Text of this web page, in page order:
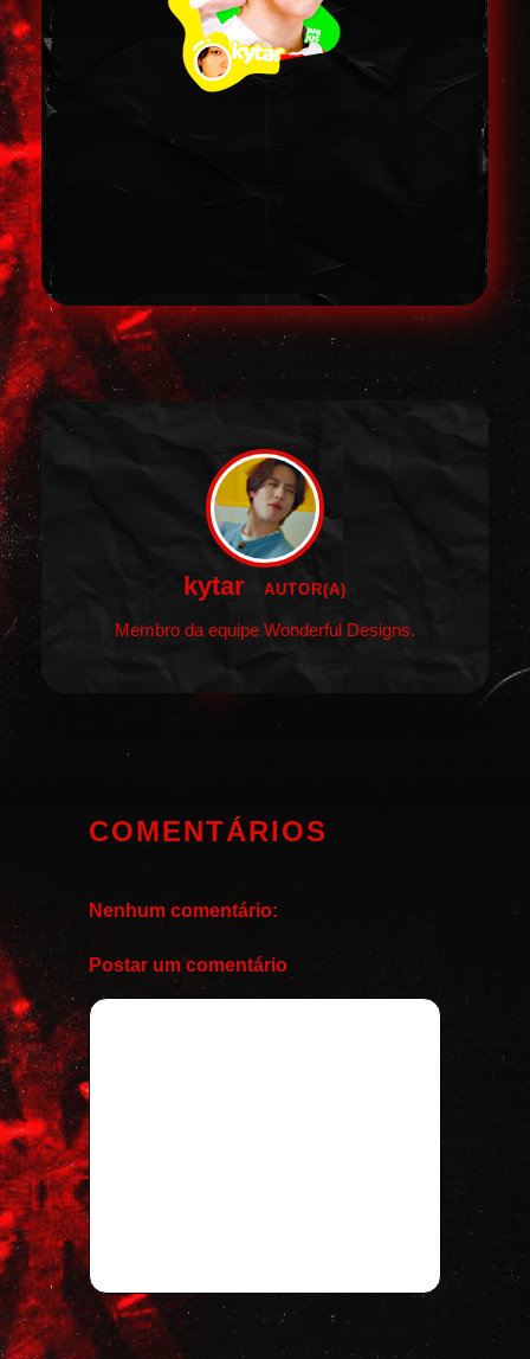
kytar AUTOR(A)
Membro da equipe Wonderful Designs.
COMENTÁRIOS
Nenhum comentário:
Postar um comentário